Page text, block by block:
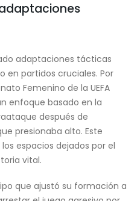
adaptaciones tácticas
en partidos cruciales. Por
Femenino de la UEFA
enfoque basado en la
después de
presionaba alto. Este
espacios dejados por el
vital.
que ajustó su formación a